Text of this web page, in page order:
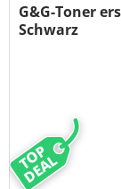
TOP
DEAL
G&G-Toner
Schwarz